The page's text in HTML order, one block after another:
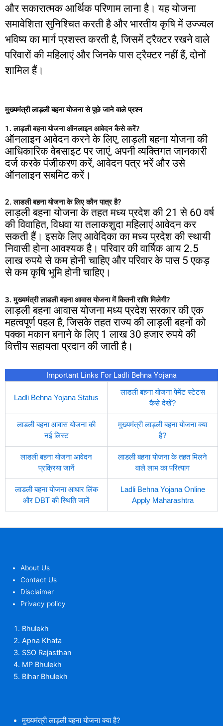
और सकारात्मक आर्थिक परिणाम लाना है। यहयोजना
समावेशिता सुनिश्चित करती है और भारतीय कृषि में उज्ज्वल
भविष्य का मार्ग प्रशस्त करती है,जिसमें ट्रैक्टर रखने वाले
परिवारों की महिलाएं और जिनके पास ट्रैक्टर नहीं हैं,दोनों
शामिल हैं।
मुख्यमंत्री लाड़ली बहना योजना से पूछे जाने वाले प्रश्न
1. लाड़ली बहना योजना ऑनलाइन आवेदन कैसे करें?
ऑनलाइन आवेदन करने के लिए, लाड़ली बहना योजना की
आधिकारिक वेबसाइट पर जाएं, अपनी व्यक्तिगत जानकारी
दर्ज करके पंजीकरण करें, आवेदन पत्र भरें और उसे
ऑनलाइन सबमिट करें।
2. लाडली बहना योजना के लिए कौन पात्र है?
लाड़ली बहना योजना के तहत मध्य प्रदेश की 21 से 60 वर्ष
की विवाहित, विधवा या तलाकशुदा महिलाएं आवेदन कर
सकती हैं। इसके लिए आवेदिका का मध्य प्रदेश की स्थायी
निवासी होना आवश्यक है। परिवार की वार्षिक आय 2.5
लाख रुपये से कम होनी चाहिए और परिवार के पास 5 एकड़
से कम कृषि भूमि होनी चाहिए।
3. मुख्यमंत्री लाडली बहना आवास योजना में कितनी राशि मिलेगी?
लाड़ली बहना आवास योजना मध्य प्रदेश सरकार की एक
महत्वपूर्ण पहल है, जिसके तहत राज्य की लाड़ली बहनों को
पक्का मकान बनाने के लिए 1 लाख 30 हजार रुपये की
वित्तीय सहायता प्रदान की जाती है।
Important Links For Ladli Behna Yojana
Ladli Behna Yojana Status
लाडली बहना योजना पेमेंट स्टेटस
कैसे देखें?
लाडली बहना आवास योजना की
नई लिस्ट
मुख्यमंत्री लाड़ली बहना योजना क्या
है?
लाडली बहना योजना आवेदन
प्रक्रिया जानें
लाडली बहना योजना के तहत मिलने
वाले लाभ का परित्याग
लाडली बहना योजना आधार लिंक
और DBT की स्थिति जानें
Ladli Behna Yojana Online
Apply Maharashtra
About Us
Contact Us
Disclaimer
Privacy policy
Bhulekh
Apna Khata
SSO Rajasthan
MP Bhulekh
Bihar Bhulekh
मुख्यमंत्री लाड़ली बहना योजना क्या है?